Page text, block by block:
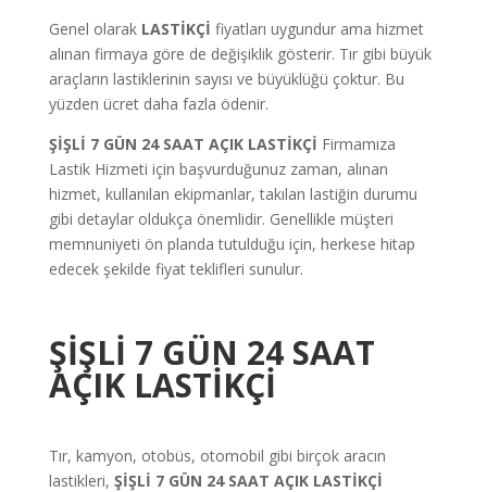
Genel olarak LASTİKÇİ fiyatları uygundur ama hizmet
alınan firmaya göre de değişiklik gösterir. Tır gibi büyük
araçların lastiklerinin sayısı ve büyüklüğü çoktur. Bu
yüzden ücret daha fazla ödenir.
ŞİŞLİ 7 GÜN 24 SAAT AÇIK LASTİKÇİ Firmamıza
Lastik Hizmeti için başvurduğunuz zaman, alınan
hizmet, kullanılan ekipmanlar, takılan lastiğin durumu
gibi detaylar oldukça önemlidir. Genellikle müşteri
memnuniyeti ön planda tutulduğu için, herkese hitap
edecek şekilde fiyat teklifleri sunulur.
ŞİŞLİ 7 GÜN 24 SAAT
AÇIK LASTİKÇİ
Tır, kamyon, otobüs, otomobil gibi birçok aracın
lastikleri, ŞİŞLİ 7 GÜN 24 SAAT AÇIK LASTİKÇİ